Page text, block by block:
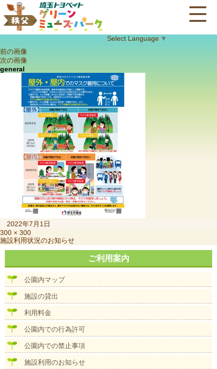
Select Language ▼
前の画像
次の画像
general
稿
日:
2022年7月1日
フ
ル
サ
ズ
300 × 300
投
稿
ビ
施設利用状況のお知らせ
ご利用案内
公園内マップ
施設の貸出
利用料金
公園内での行為許可
公園内での禁止事項
施設利用のお知らせ